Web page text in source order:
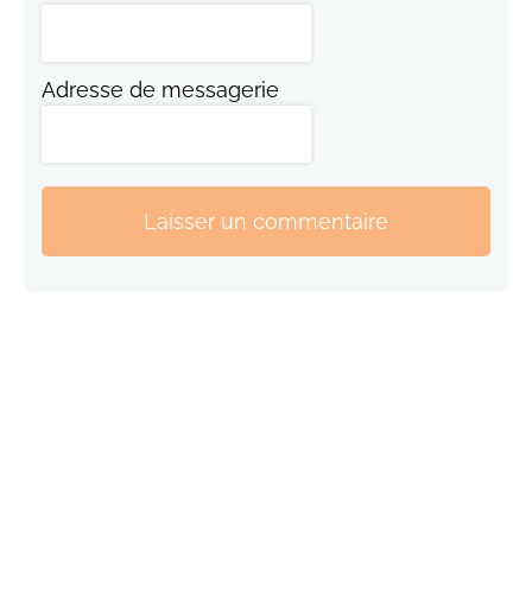
Adresse de messagerie
Laisser un commentaire